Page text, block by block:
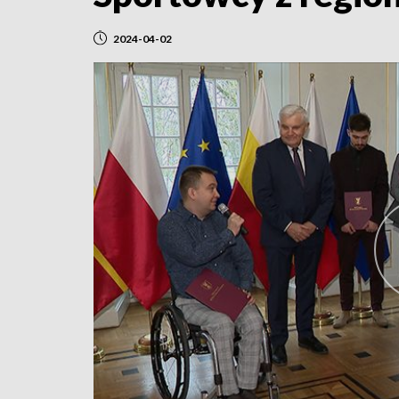
2024-04-02